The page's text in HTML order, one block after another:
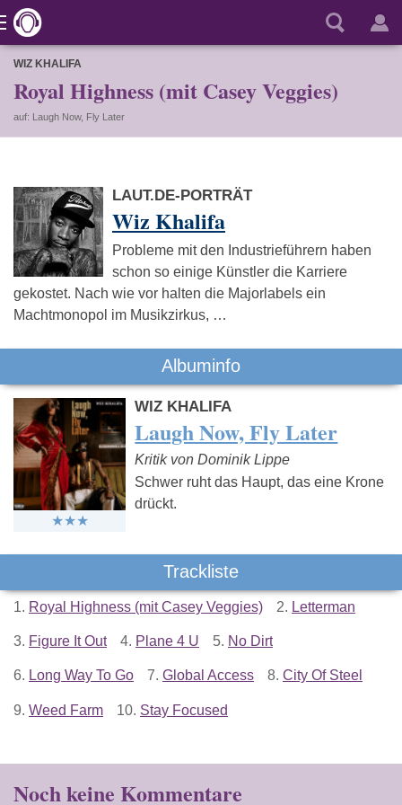
WIZ KHALIFA
Royal Highness (mit Casey Veggies)
auf: Laugh Now, Fly Later
LAUT.DE-PORTRÄT
Wiz Khalifa
Probleme mit den Industrieführern haben
schon so einige Künstler die Karriere
gekostet. Nach wie vor halten die Majorlabels ein
Machtmonopol im Musikzirkus, …
Albuminfo
WIZ KHALIFA
Laugh Now, Fly Later
Kritik von Dominik Lippe
Schwer ruht das Haupt, das eine Krone
drückt.
Trackliste
1. Royal Highness (mit Casey Veggies) 2. Letterman
3. Figure It Out 4. Plane 4 U 5. No Dirt
6. Long Way To Go 7. Global Access 8. City Of Steel
9. Weed Farm 10. Stay Focused
Noch keine Kommentare